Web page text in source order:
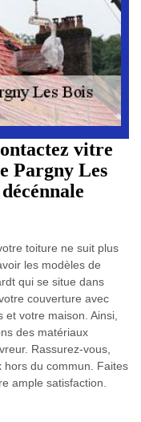
vitre
Pargny Les
toiture ne suit plus
les modèles de
qui se situe dans
couverture avec
et votre maison. Ainsi,
des matériaux
Rassurez-vous,
hors du commun. Faites
ample satisfaction.